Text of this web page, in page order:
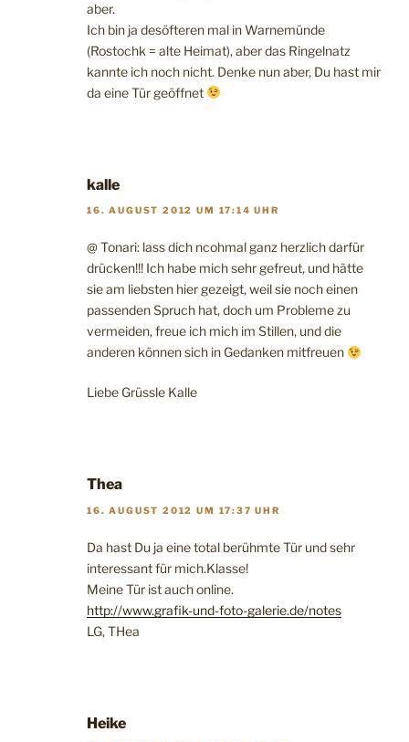
aber.
Ich bin ja desöfteren mal in Warnemünde
(Rostochk = alte Heimat), aber das Ringelnatz
kannte ich noch nicht. Denke nun aber, Du hast mir
da eine Tür geöffnet
kalle
16. AUGUST 2012 UM 17:14 UHR
@ Tonari: lass dich ncohmal ganz herzlich darfür
drücken!!! Ich habe mich sehr gefreut, und hätte
sie am liebsten hier gezeigt, weil sie noch einen
passenden Spruch hat, doch um Probleme zu
vermeiden, freue ich mich im Stillen, und die
anderen können sich in Gedanken mitfreuen
Liebe Grüssle Kalle
Thea
16. AUGUST 2012 UM 17:37 UHR
Da hast Du ja eine total berühmte Tür und sehr
interessant für mich.Klasse!
Meine Tür ist auch online.
http://www.grafik-und-foto-galerie.de/notes
LG, THea
Heike